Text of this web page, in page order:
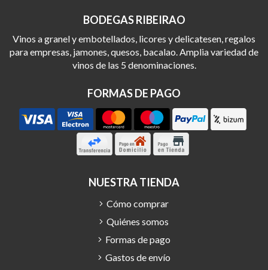
BODEGAS RIBEIRAO
Vinos a granel y embotellados, licores y delicatesen, regalos
para empresas, jamones, quesos, bacalao. Amplia variedad de
vinos de las 5 denominaciones.
FORMAS DE PAGO
NUESTRA TIENDA
Cómo comprar
Quiénes somos
Formas de pago
Gastos de envío